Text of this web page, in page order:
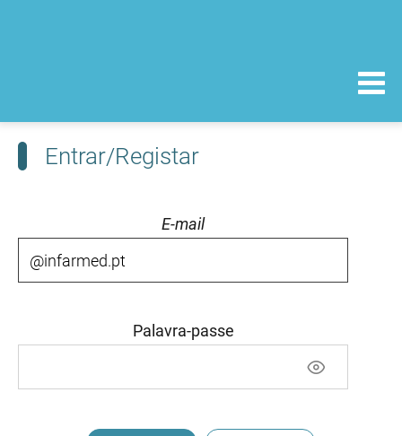
Entrar/Registar
E-mail
Palavra-passe